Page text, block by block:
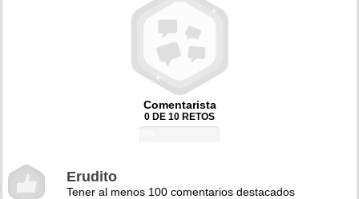
Comentarista
0 DE 10 RETOS
Erudito
Tener al menos 100 comentarios destacados